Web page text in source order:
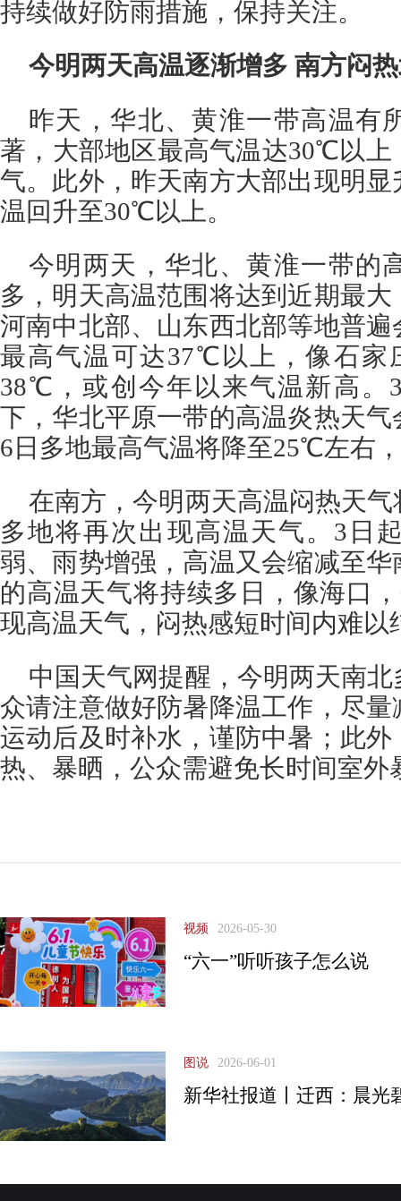
持续做好防雨措施，保持关注。
今明两天高温逐渐增多 南方闷
昨天，华北、黄淮一带高温有
著，大部地区最高气温达30℃以上
气。此外，昨天南方大部出现明
温回升至30℃以上。
今明两天，华北、黄淮一带的
多，明天高温范围将达到近期最
河南中北部、山东西北部等地普
最高气温可达37℃以上，像石家
38℃，或创今年以来气温新高。
下，华北平原一带的高温炎热天
6日多地最高气温将降至25℃左右
在南方，今明两天高温闷热天
多地将再次出现高温天气。3日
弱、雨势增强，高温又会缩减至
的高温天气将持续多日，像海口
现高温天气，闷热感短时间内难以
中国天气网提醒，今明两天南
众请注意做好防暑降温工作，尽
运动后及时补水，谨防中暑；此
热、暴晒，公众需避免长时间室外
视频 2026-05-30
“六一”听听孩子怎么说
图说 2026-06-01
新华社报道丨迁西：晨光